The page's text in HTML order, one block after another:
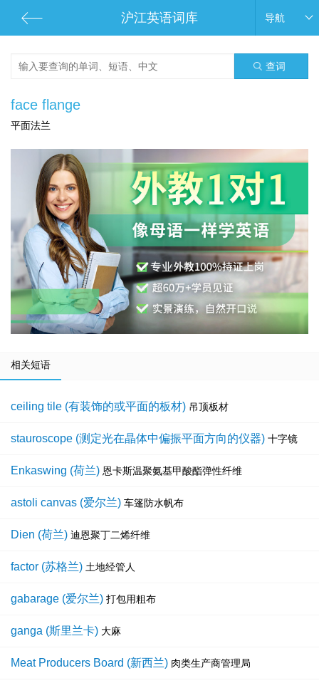
沪江英语词库 导航
查词
face flange
平面法兰
相关短语
ceiling tile (有装饰的或平面的板材) 吊顶板材
stauroscope (测定光在晶体中偏振平面方向的仪器) 十字镜
Enkaswing (荷兰) 恩卡斯温聚氨基甲酸酯弹性纤维
astoli canvas (爱尔兰) 车篷防水帆布
Dien (荷兰) 迪恩聚丁二烯纤维
factor (苏格兰) 土地经管人
gabarage (爱尔兰) 打包用粗布
ganga (斯里兰卡) 大麻
Meat Producers Board (新西兰) 肉类生产商管理局